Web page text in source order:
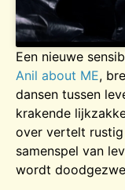
Een nieuwe
Anil about ME,
dansen tussen
krakende
over vertelt
samenspel van
wordt